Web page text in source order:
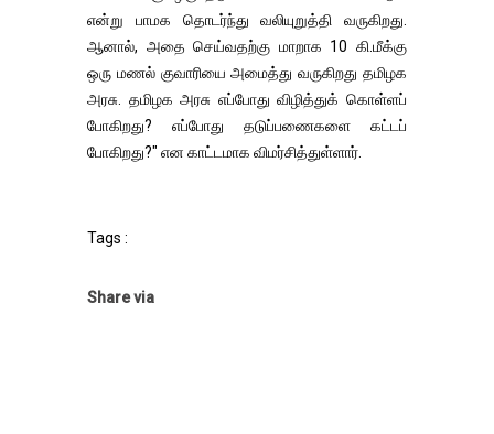
என்று பாமக தொடர்ந்து வலியுறுத்தி வருகிறது.
ஆனால், அதை செய்வதற்கு மாறாக 10 கி.மீக்கு
ஒரு மணல் குவாரியை அமைத்து வருகிறது தமிழக
அரசு. தமிழக அரசு எப்போது விழித்துக் கொள்ளப்
போகிறது? எப்போது தடுப்பணைகளை கட்டப்
போகிறது?" என காட்டமாக விமர்சித்துள்ளார்.
Tags :
Share via